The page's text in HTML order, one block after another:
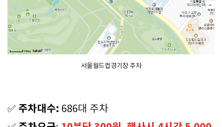
서울월드컵경기장 주차
✅ 주차대수: 686대 주차